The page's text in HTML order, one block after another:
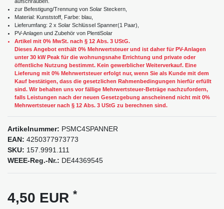
zur Befestigung/Trennung von Solar Steckern,
Material: Kunststoff, Farbe: blau,
Lieferumfang: 2 x Solar Schlüssel Spanner(1 Paar),
PV-Anlagen und Zubehör von PlentiSolar
Artikel mit 0% MwSt. nach § 12 Abs. 3 UStG.
Dieses Angebot enthält 0% Mehrwertsteuer und ist daher für PV-Anlagen
unter 30 kW Peak für die wohnungsnahe Errichtung und private oder
öffentliche Nutzung bestimmt. Kein gewerblicher Weiterverkauf. Eine
Lieferung mit 0% Mehrwertsteuer erfolgt nur, wenn Sie als Kunde mit dem
Kauf bestätigen, dass die gesetzlichen Rahmenbedingungen hierfür erfüllt
sind. Wir behalten uns vor fällige Mehrwertsteuer-Beträge nachzufordern,
falls Leistungen nach der neuen Gesetzgebung anscheinend nicht mit 0%
Mehrwertsteuer nach § 12 Abs. 3 UStG zu berechnen sind.
Artikelnummer: PSMC4SPANNER
EAN: 4250377973773
SKU: 157.9991.111
WEEE-Reg.-Nr.: DE44369545
4,50 EUR *